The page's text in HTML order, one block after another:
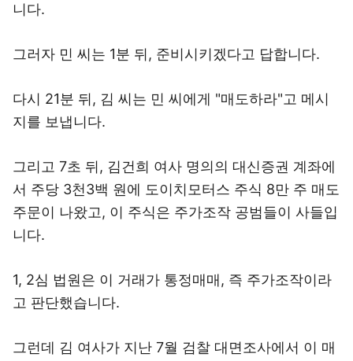
니다.
그러자 민 씨는 1분 뒤, 준비시키겠다고 답합니다.
다시 21분 뒤, 김 씨는 민 씨에게 "매도하라"고 메시
지를 보냅니다.
그리고 7초 뒤, 김건희 여사 명의의 대신증권 계좌에
서 주당 3천3백 원에 도이치모터스 주식 8만 주 매도
주문이 나왔고, 이 주식은 주가조작 공범들이 사들입
니다.
1, 2심 법원은 이 거래가 통정매매, 즉 주가조작이라
고 판단했습니다.
그런데 김 여사가 지난 7월 검찰 대면조사에서 이 매